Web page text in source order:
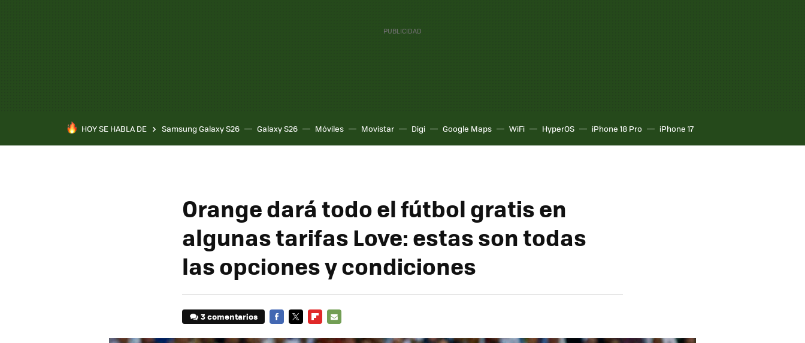
HOY SE HABLA DE Samsung Galaxy S26 Galaxy S26 Móviles Movistar Digi Google Maps WiFi HyperOS iPhone 18 Pro iPhone 17
Orange dará todo el fútbol gratis en
algunas tarifas Love: estas son todas
las opciones y condiciones
3 comentarios